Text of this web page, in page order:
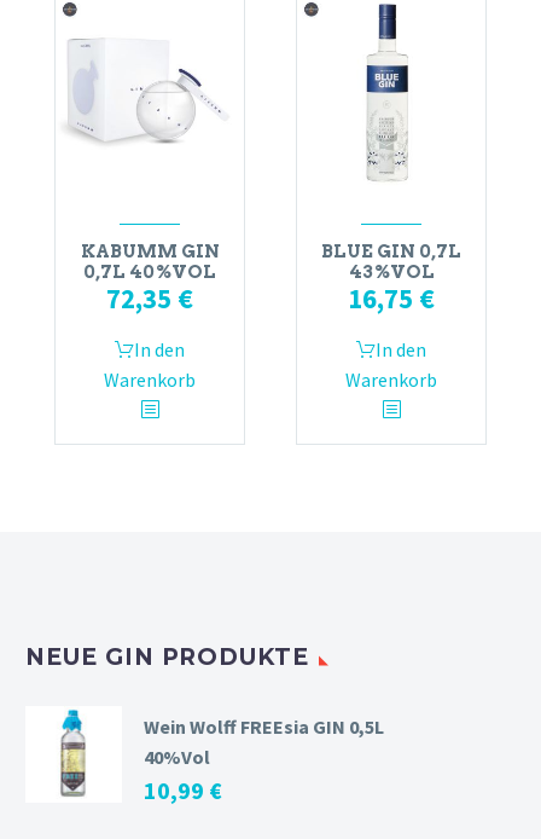
KABUMM GIN
0,7L 40%VOL
72,35 €
In den
Warenkorb
BLUE GIN 0,7L
43%VOL
16,75 €
In den
Warenkorb
NEUE GIN PRODUKTE
Wein Wolff FREEsia GIN 0,5L
40%Vol
10,99 €